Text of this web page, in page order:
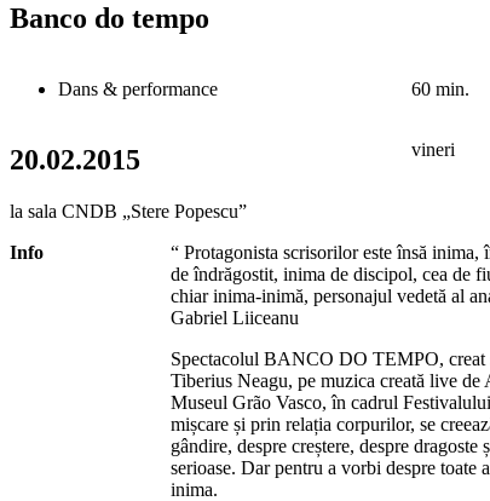
Banco do tempo
Dans & performance 60 min.
20.02.2015 vineri
la sala CNDB „Stere Popescu”
Info
“ Protagonista scrisorilor este însă
de îndrăgostit, inima de discipol, cea de
chiar inima-inimă, personajul vedetă al
Gabriel Liiceanu
Spectacolul BANCO DO TEMPO, creat
Tiberius Neagu, pe muzica creată live
Museul Grão Vasco, în cadrul
mișcare și prin relația corpurilor, se
gândire, despre creștere, despre
serioase. Dar pentru a vorbi despre toate
inima.